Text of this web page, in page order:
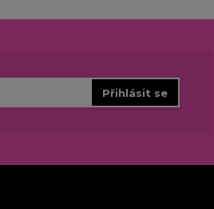
Přihlásit se